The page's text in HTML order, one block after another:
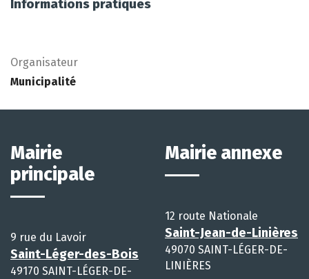
Informations pratiques
Organisateur
Municipalité
Mairie
principale
9 rue du Lavoir
Saint-Léger-des-Bois
49170 SAINT-LÉGER-DE-
Mairie annexe
12 route Nationale
Saint-Jean-de-Linières
49070 SAINT-LÉGER-DE-
LINIÈRES